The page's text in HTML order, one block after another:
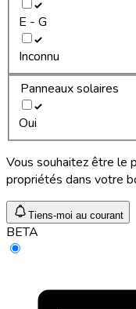
E - G
Inconnu
Panneaux solaires
Oui
Vous souhaitez être le
propriétés dans votre
Tiens-moi au courant
BETA